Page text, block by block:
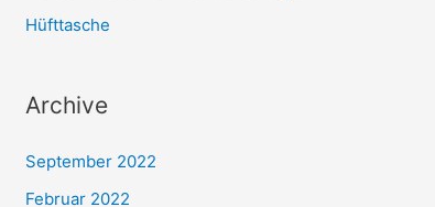
Hüfttasche
Archive
September 2022
Februar 2022